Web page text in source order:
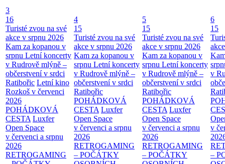
3
16
Turisté zvou na své
akce v srpnu 2026
Kam za kopanou v
srpnu Letní koncerty
v Rudrově mlýně –
občerstvení v srdci
Ratibořic Letní kino
Rozkoš v červenci
2026
POHÁDKOVÁ
CESTA Luxfer
Open Space
v červenci a srpnu
2026
RETROGAMING
4
15
Turisté zvou na své
akce v srpnu 2026
Kam za kopanou v
srpnu Letní koncerty
v Rudrově mlýně –
občerstvení v srdci
Ratibořic
POHÁDKOVÁ
CESTA Luxfer
Open Space
v červenci a srpnu
2026
RETROGAMING
– POČÁTKY
5
15
Turisté zvou na své
akce v srpnu 2026
Kam za kopanou v
srpnu Letní koncerty
v Rudrově mlýně –
občerstvení v srdci
Ratibořic
POHÁDKOVÁ
CESTA Luxfer
Open Space
v červenci a srpnu
2026
RETROGAMING
– POČÁTKY
6
15
v
v
–